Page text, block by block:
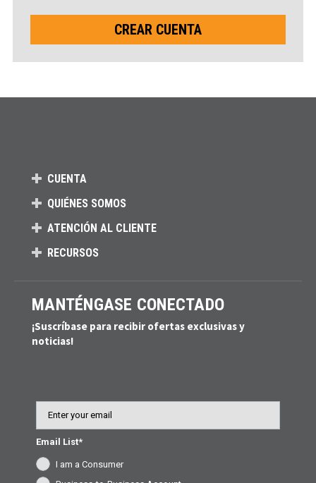
CREAR CUENTA
CUENTA
QUIÉNES SOMOS
ATENCIÓN AL CLIENTE
RECURSOS
MANTÉNGASE CONECTADO
¡Suscríbase para recibir ofertas exclusivas y
noticias!
Email List*
I am a Consumer